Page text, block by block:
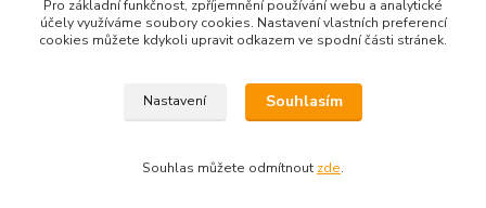
marketa.lukacova@volny.cz
© Markéta Lukáčová, 2001-2026
Pro základní funkčnost, zpříjemnění používání webu a analytické
účely využíváme soubory cookies. Nastavení vlastních preferencí
cookies můžete kdykoli upravit odkazem ve spodní části stránek.
Nastavení Souhlasím
Souhlas můžete odmítnout zde.